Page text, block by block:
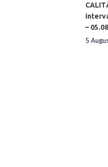
–
5